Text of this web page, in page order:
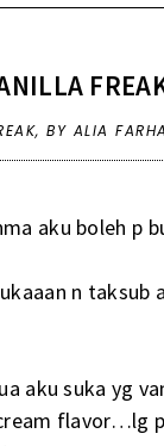
, BY ALIA
aku boleh p
n taksub
aku suka yg
flavor…lg